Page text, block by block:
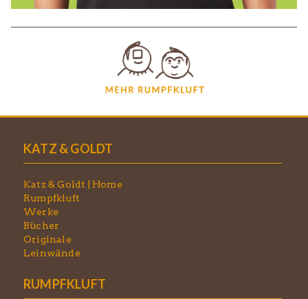
KATZ & GOLDT
Katz & Goldt | Home
Rumpfkluft
Werke
Bücher
Originale
Leinwände
RUMPFKLUFT